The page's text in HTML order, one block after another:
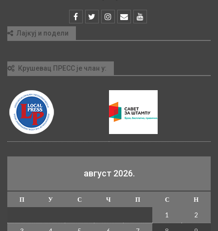
Лајкуј и подели
Крушевац ПРЕСС је члан у:
август 2026.
П У С Ч П С
Н
1
2